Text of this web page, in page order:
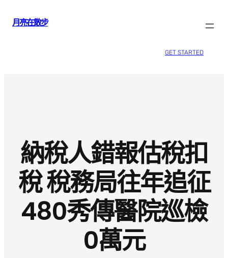
月亮在散步
GET STARTED
納稅人錯報估稅扣
稅 稅務局往年追征
480秀傳醫院巡檢
0萬元